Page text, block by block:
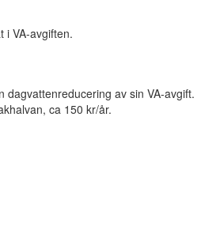
i VA-avgiften.
av sin VA-avgift.
ca 150 kr/år.